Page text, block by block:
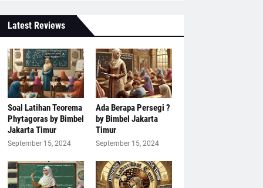
Latest Reviews
Soal Latihan Teorema
Phytagoras by Bimbel
Jakarta Timur
September 15, 2024
Ada Berapa Persegi ?
by Bimbel Jakarta
Timur
September 15, 2024